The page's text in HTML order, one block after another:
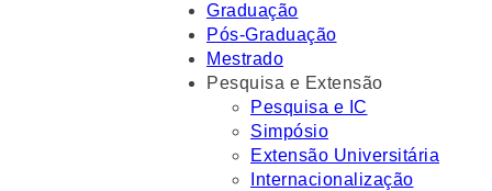
Graduação
Pós-Graduação
Mestrado
Pesquisa e Extensão
Pesquisa e IC
Simpósio
Extensão Universitária
Internacionalização